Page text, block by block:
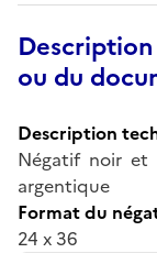
ou du
Description
Négatif noir et
argentique
Format du
24 x 36